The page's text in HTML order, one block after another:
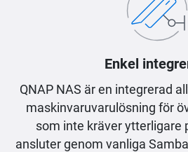
Enkel
QNAP NAS är en integrerad
maskinvaruvarulösning för
som inte kräver ytterligare
ansluter genom vanliga